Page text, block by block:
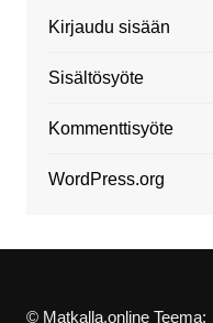
Kirjaudu sisään
Sisältösyöte
Kommenttisyöte
WordPress.org
© Matkalla.online Teema: